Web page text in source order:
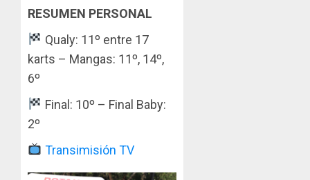
RESUMEN PERSONAL
Qualy: 11º entre 17
karts – Mangas: 11º, 14º,
6º
Final: 10º – Final Baby:
2º
Transimisión TV